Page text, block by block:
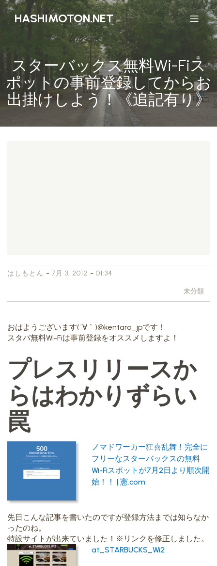
HASHIMOTON.NET
スターバックス無料Wi-Fiス
ポットの事前登録してからお
出掛けしよう！《追記有り》
はしもとん - 7月 3, 2012 - 01:34
未分類
おはようございます(´∀｀)@kentaro_jpです！
スタバ無料Wi-Fiは事前登録をオススメしますよ！
プレスリリースか
らはわかりずらい
罠
ノマドワーカー狂喜乱舞！完全に
フリーなスターバックスの無料
Wi-Fiスポットが7月2日より順次開
始！！ | 憲.com
先日こんな記事を書いたのですが登録方法までは知らなか
ったのね。
特設サイトが出来ていました！※リンクを修正しました。
at_STARBUCKS_Wi2